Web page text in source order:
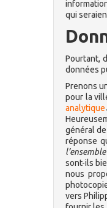
qui
Pourtant,
données
Prenons
pour la
analytique
général de
réponse
sont-ils
nous
vers